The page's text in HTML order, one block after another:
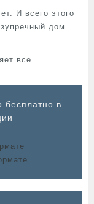
И всего этого
дом.
все.
бесплатно в